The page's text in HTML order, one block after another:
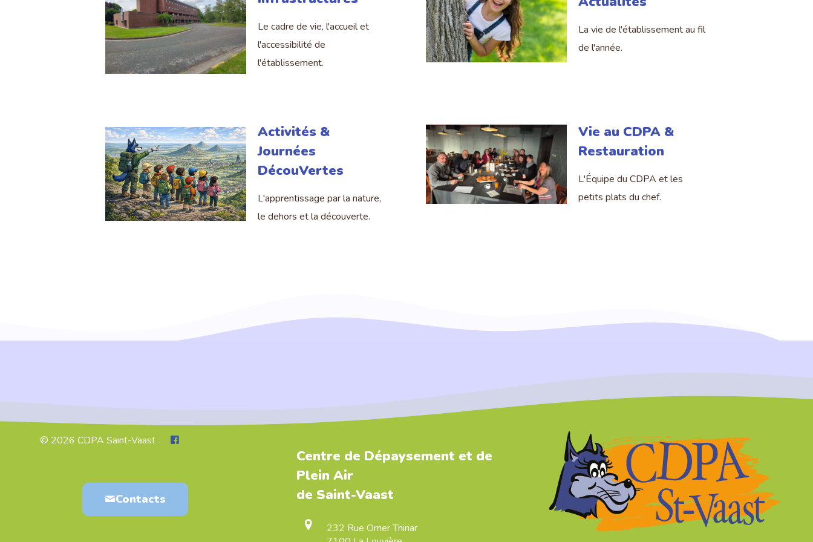
Le cadre de vie, l'accueil et
l'accessibilité de
l'établissement.
La vie de l'établissement au fil
de l'année.
Activités &
Journées
DécouVertes
L'apprentissage par la nature,
le dehors et la découverte.
Vie au CDPA &
Restauration
L'Équipe du CDPA et les
petits plats du chef.
© 2026 CDPA Saint-Vaast
Contacts
Centre de Dépaysement et de
Plein Air
de Saint-Vaast
232 Rue Omer Thiriar